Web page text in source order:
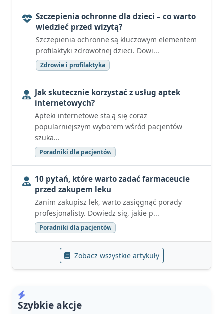
Szczepienia ochronne dla dzieci – co warto
wiedzieć przed wizytą?
Szczepienia ochronne są kluczowym elementem
profilaktyki zdrowotnej dzieci. Dowi...
Zdrowie i profilaktyka
Jak skutecznie korzystać z usług aptek
internetowych?
Apteki internetowe stają się coraz
popularniejszym wyborem wśród pacjentów
szuka...
Poradniki dla pacjentów
10 pytań, które warto zadać farmaceucie
przed zakupem leku
Zanim zakupisz lek, warto zasięgnąć porady
profesjonalisty. Dowiedz się, jakie p...
Poradniki dla pacjentów
Zobacz wszystkie artykuły
Szybkie akcje